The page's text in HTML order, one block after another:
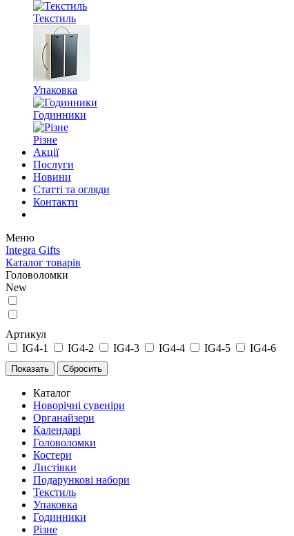
Текстиль
Упаковка
Годинники
Різне
Акції
Послуги
Новини
Статті та огляди
Контакти
Меню
Integra Gifts
Каталог товарів
Головоломки
New
Артикул
IG4-1
IG4-2 IG4-3 IG4-4 IG4-5 IG4-6
Каталог
Новорічні сувеніри
Органайзери
Календарі
Головоломки
Костери
Листівки
Подарункові набори
Текстиль
Упаковка
Годинники
Різне